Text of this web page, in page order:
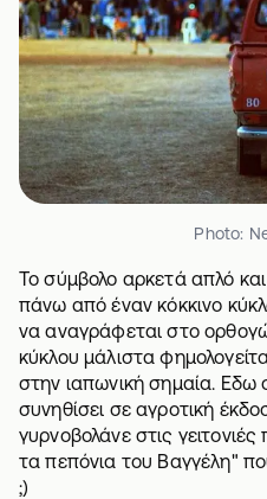
Photo:
Το σύμβολο αρκετά απλό
πάνω από έναν κόκκινο
να αναγράφεται στο
κύκλου μάλιστα
στην ιαπωνική σημαία. Εδω
συνηθίσει σε αγροτική
γυρνοβολάνε στις
τα πεπόνια του Βαγγέλη"
;)